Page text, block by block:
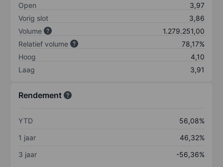
Open
3,97
Vorig slot
3,86
Volume
1.279.251,00
Relatief volume
78,17%
Hoog
4,10
Laag
3,91
Rendement
YTD
56,08%
1 jaar
46,32%
3 jaar
-56,36%